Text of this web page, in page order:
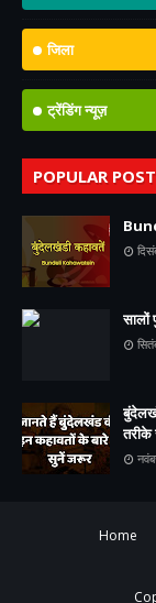
जिला
ट्रेंडिंग न्यूज़
POPULAR
सालों
Home